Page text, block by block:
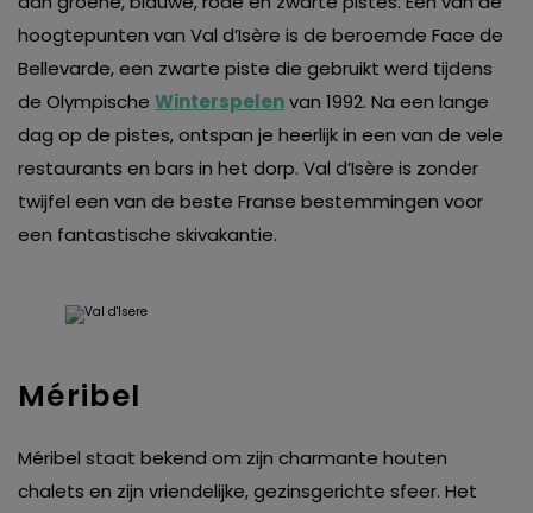
hoogtepunten van Val d’Isère is de beroemde Face de
Bellevarde, een zwarte piste die gebruikt werd tijdens
de Olympische Winterspelenvan 1992. Na een lange
dag op de pistes, ontspan je heerlijk in een van de vele
restaurants en bars in het dorp. Val d’Isère is zonder
twijfel een van de beste Franse bestemmingen voor
een fantastische skivakantie.
Méribel
Méribel staat bekend om zijn charmante houten
chalets en zijn vriendelijke, gezinsgerichte sfeer. Het